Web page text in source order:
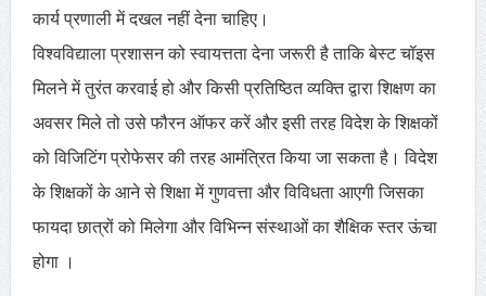
कार्य प्रणाली में दखल नहीं देना चाहिए।
विश्वविद्याला प्रशासन को स्वायत्तता देना जरूरी है ताकि बेस्ट चॉइस
मिलने में तुरंत करवाई हो और किसी प्रतिष्ठित व्यक्ति द्वारा शिक्षण का
अवसर मिले तो उसे फौरन ऑफर करें और इसी तरह विदेश के शिक्षकों
को विजिटिंग प्रोफेसर की तरह आमंत्रित किया जा सकता है। विदेश
के शिक्षकों के आने से शिक्षा में गुणवत्ता और विविधता आएगी जिसका
फायदा छात्रों को मिलेगा और विभिन्न संस्थाओं का शैक्षिक स्तर ऊंचा
होगा ।